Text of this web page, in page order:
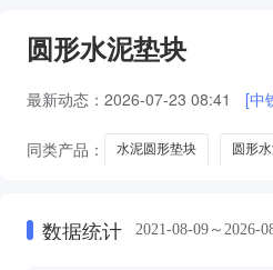
圆形水泥垫块
最新动态： 2026-07-23 08:41 [中
同类产品： 水泥圆形垫块 圆形
数据统计 2021-08-09～2026-